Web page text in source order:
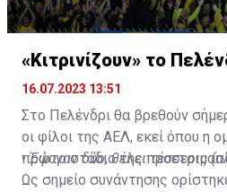
«Κιτρινίζουν» το
16.07.2023 13:51
Στο Πελένδρι θα βρεθούν
οι φίλοι της ΑΕΛ, εκεί όπου η
πρώτο στάδιο της
•Έφυγαν δύο, θέλει τέσσερις
Ως σημείο συνάντησης